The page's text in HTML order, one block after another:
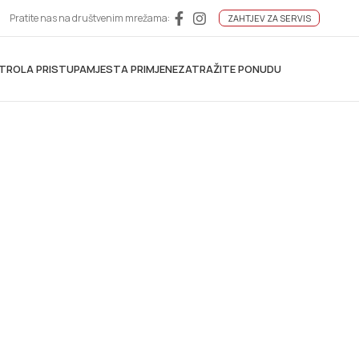
Pratite nas na društvenim mrežama: ZAHTJEV ZA SERVIS
PRISTUPAMJESTA PRIMJENEZATRAŽITE PONUDU